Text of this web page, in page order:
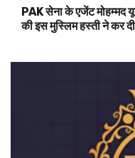
PAK सेना के एजेंट मोहम्मद
की इस मुस्लिम हस्ती ने कर